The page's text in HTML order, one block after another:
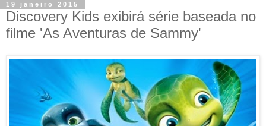
19 janeiro 2015
Discovery Kids exibirá série baseada no
filme 'As Aventuras de Sammy'